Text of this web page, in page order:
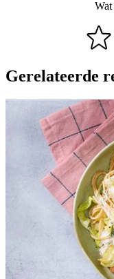
Gerelateerde